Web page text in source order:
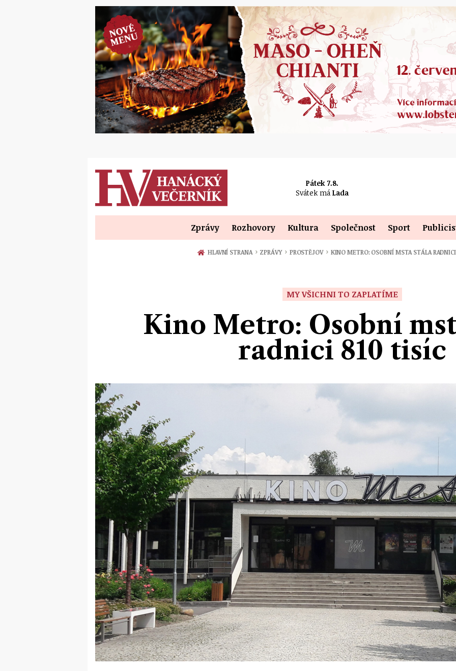
Pátek 7.8.
Svátek má Lada
Zprávy Rozhovory Kultura Společnost Sport
HLAVNÍ STRANA › ZPRÁVY › PROSTĚJOV › KINO METRO: OSOBNÍ MSTA STÁLA
MY VŠICHNI TO ZAPLATÍME
Kino Metro: Osobní
radnici 810 tisíc